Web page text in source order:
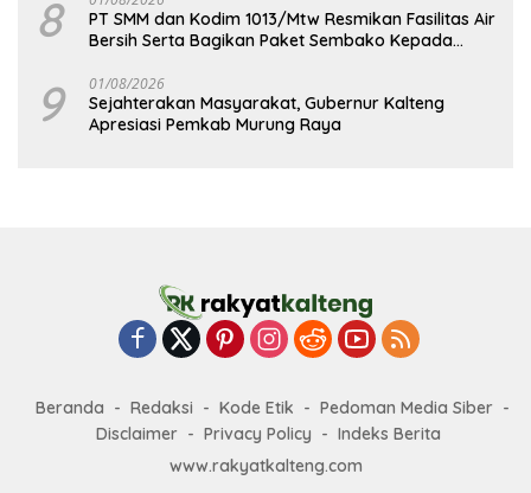
8
PT SMM dan Kodim 1013/Mtw Resmikan Fasilitas Air
Bersih Serta Bagikan Paket Sembako Kepada
9 01/08/2026
Sejahterakan Masyarakat, Gubernur Kalteng
Apresiasi Pemkab Murung Raya
Beranda Redaksi Kode Etik
Pedoman Media Siber
Disclaimer
Privacy Policy
Indeks Berita
www.rakyatkalteng.com